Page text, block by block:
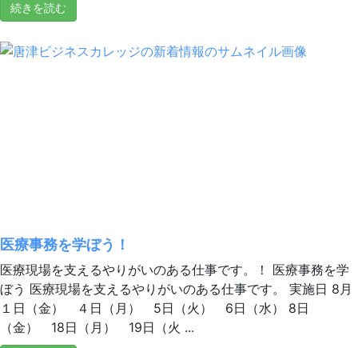
続きを読む
医療事務を学ぼう！
医療現場を支えるやりがいのある仕事です。！ 医療事務を学
ぼう 医療現場を支えるやりがいのある仕事です。 実施日 8月
１日（金） ４日（月） 5日（火） 6日（水） 8日
（金） 18日（月） 19日（火 ...